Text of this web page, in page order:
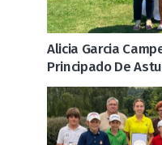
Alicia Garcia
Principado De